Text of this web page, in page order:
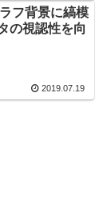
フ背景に縞模
の視認性を向
2019.07.19